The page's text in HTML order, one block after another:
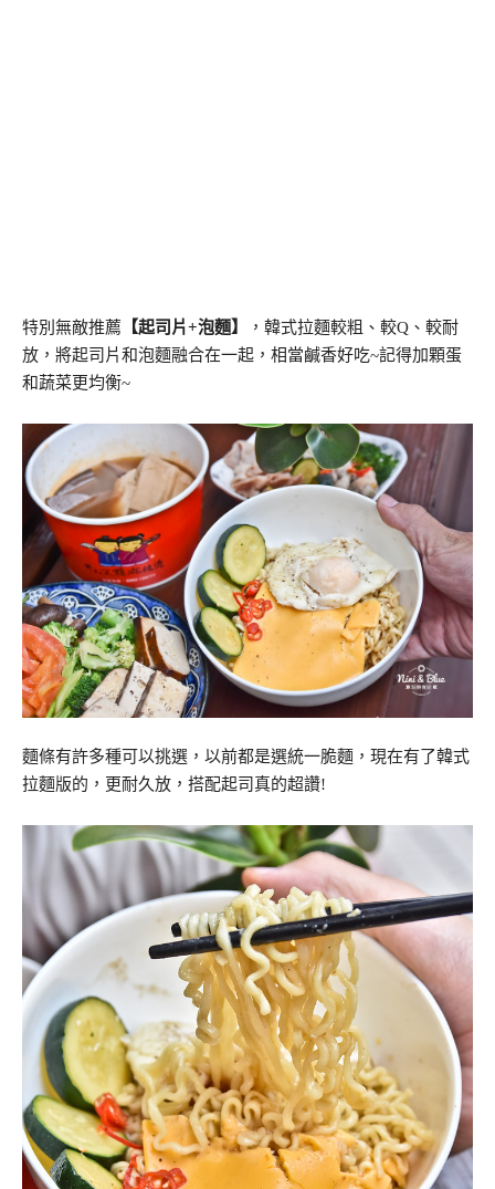
特別無敵推薦 【起司片+泡麵】
，韓式拉麵較粗、較Q、較耐
放，將起司片和泡麵融合在一起，相當鹹香好吃~記得加顆蛋
和蔬菜更均衡~
麵條有許多種可以挑選，以前都是選統一脆麵，現在有了韓式
拉麵版的，更耐久放，搭配起司真的超讚!